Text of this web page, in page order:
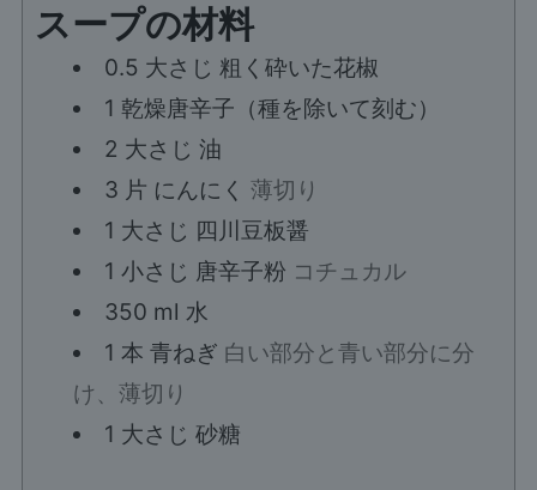
スープの材料
0.5 大さじ 粗く砕いた花椒
1 乾燥唐辛子（種を除いて刻む）
2 大さじ 油
3 片 にんにく 薄切り
1 大さじ 四川豆板醤
1 小さじ 唐辛子粉 コチュカル
350 ml 水
1 本 青ねぎ 白い部分と青い部分に分
け、薄切り
1 大さじ 砂糖